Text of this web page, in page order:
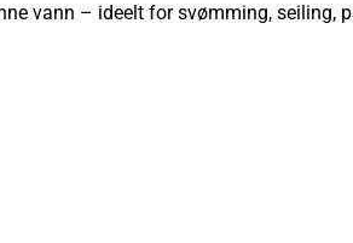
vann – ideelt for svømming, seiling,